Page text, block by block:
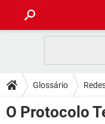
CELULAR
OUTLOOK
DICAS
JOGOS
CELULAR
DOWNLOADS
Glossário
O Protocolo